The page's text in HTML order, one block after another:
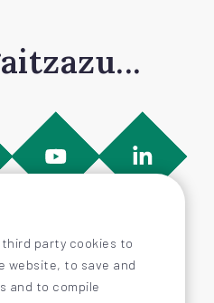
third party cookies to
website, to save and
and to compile